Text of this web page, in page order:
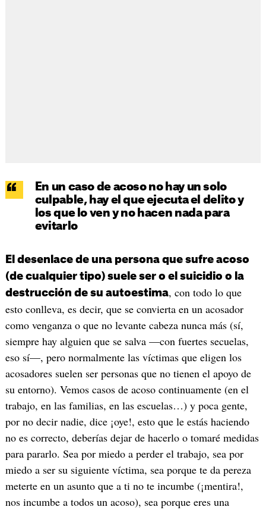
En un caso de acoso no hay un solo
culpable, hay el que ejecuta el delito y
los que lo ven y no hacen nada para
evitarlo
El desenlace de una persona que sufre acoso
(de cualquier tipo) suele ser o el suicidio o la
destrucción de su autoestima, con todo lo que
esto conlleva, es decir, que se convierta en un acosador
como venganza o que no levante cabeza nunca más (sí,
siempre hay alguien que se salva —con fuertes secuelas,
eso sí—, pero normalmente las víctimas que eligen los
acosadores suelen ser personas que no tienen el apoyo de
su entorno). Vemos casos de acoso continuamente (en el
trabajo, en las familias, en las escuelas…) y poca gente,
por no decir nadie, dice ¡oye!, esto que le estás haciendo
no es correcto, deberías dejar de hacerlo o tomaré medidas
para pararlo. Sea por miedo a perder el trabajo, sea por
miedo a ser su siguiente víctima, sea porque te da pereza
meterte en un asunto que a ti no te incumbe (¡mentira!,
nos incumbe a todos un acoso), sea porque eres una